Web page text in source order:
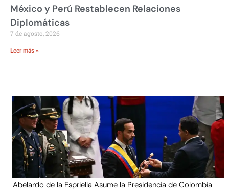
México y Perú Restablecen Relaciones
Diplomáticas
7 de agosto, 2026
Leer más »
Abelardo de la Espriella Asume la Presidencia de Colombia